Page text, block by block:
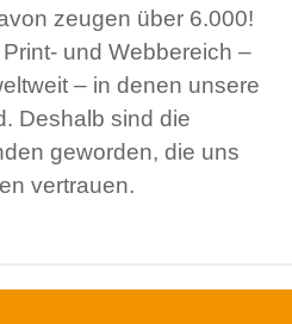
zeugen über 6.000!
und Webbereich –
– in denen unsere
Deshalb sind die
geworden, die uns
vertrauen.